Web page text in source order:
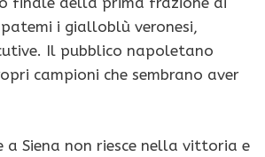
i gialloblù veronesi,
Il pubblico napoletano
campioni che sembrano aver
a Siena non riesce nella vittoria e